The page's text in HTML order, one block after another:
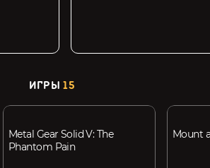
ИГРЫ 15
Metal Gear Solid V: The
Phantom Pain
Mount